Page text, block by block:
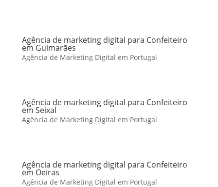
Agência de marketing digital para Confeiteiro
em Guimarães
Agência de Marketing Digital em Portugal
Agência de marketing digital para Confeiteiro
em Seixal
Agência de Marketing Digital em Portugal
Agência de marketing digital para Confeiteiro
em Oeiras
Agência de Marketing Digital em Portugal